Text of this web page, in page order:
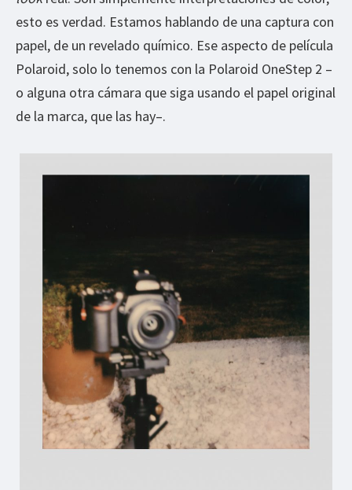
esto es verdad. Estamos hablando de una captura con
papel, de un revelado químico. Ese aspecto de película
Polaroid, solo lo tenemos con la Polaroid OneStep 2 –
o alguna otra cámara que siga usando el papel original
de la marca, que las hay–.